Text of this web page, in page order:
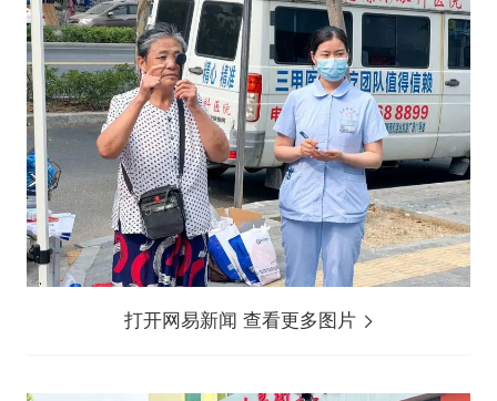
打开网易新闻 查看更多图片